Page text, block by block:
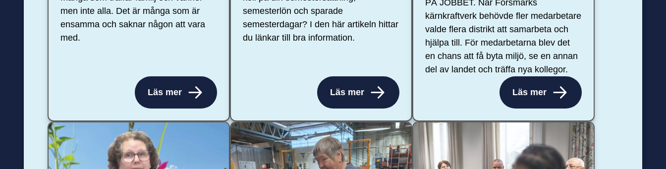
men inte alla. Det är många som är
ensamma och saknar någon att vara
med.
Läs mer
semesterlön och sparade
semesterdagar? I den här artikeln hittar
du länkar till bra information.
Läs mer
PÅ JOBBET. När Forsmarks
kärnkraftverk behövde fler medarbetare
valde flera distrikt att samarbeta och
hjälpa till. För medarbetarna blev det
en chans att få byta miljö, se en annan
del av landet och träffa nya kollegor.
Läs mer